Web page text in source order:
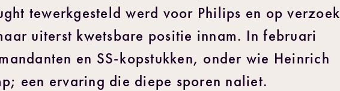
tewerkgesteld werd voor Philips en op verzoek
uiterst kwetsbare positie innam. In februari
en SS-kopstukken, onder wie Heinrich
een ervaring die diepe sporen naliet.